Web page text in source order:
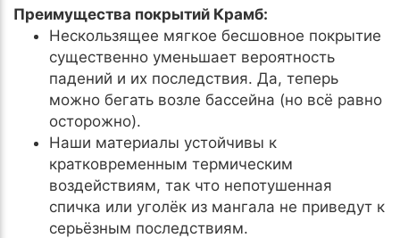
Преимущества покрытий Крамб:
Нескользящее мягкое бесшовное покрытие
существенно уменьшает вероятность
падений и их последствия. Да, теперь
можно бегать возле бассейна (но всё равно
осторожно).
Наши материалы устойчивы к
кратковременным термическим
воздействиям, так что непотушенная
спичка или уголёк из мангала не приведут к
серьёзным последствиям.